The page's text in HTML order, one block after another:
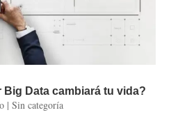
Data cambiará tu vida?
| Sin categoría